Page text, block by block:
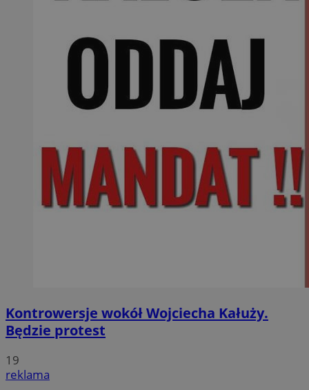
Kontrowersje wokół Wojciecha Kałuży.
Będzie protest
19
reklama